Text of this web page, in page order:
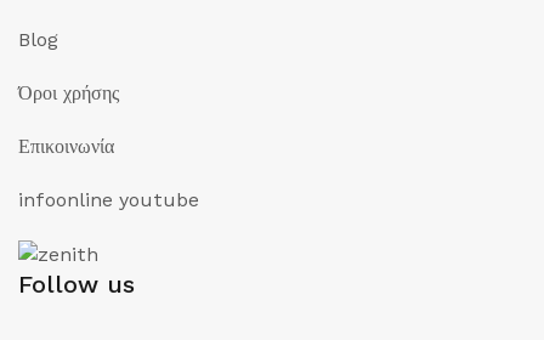
Blog
Όροι χρήσης
Επικοινωνία
infoonline youtube
Follow us